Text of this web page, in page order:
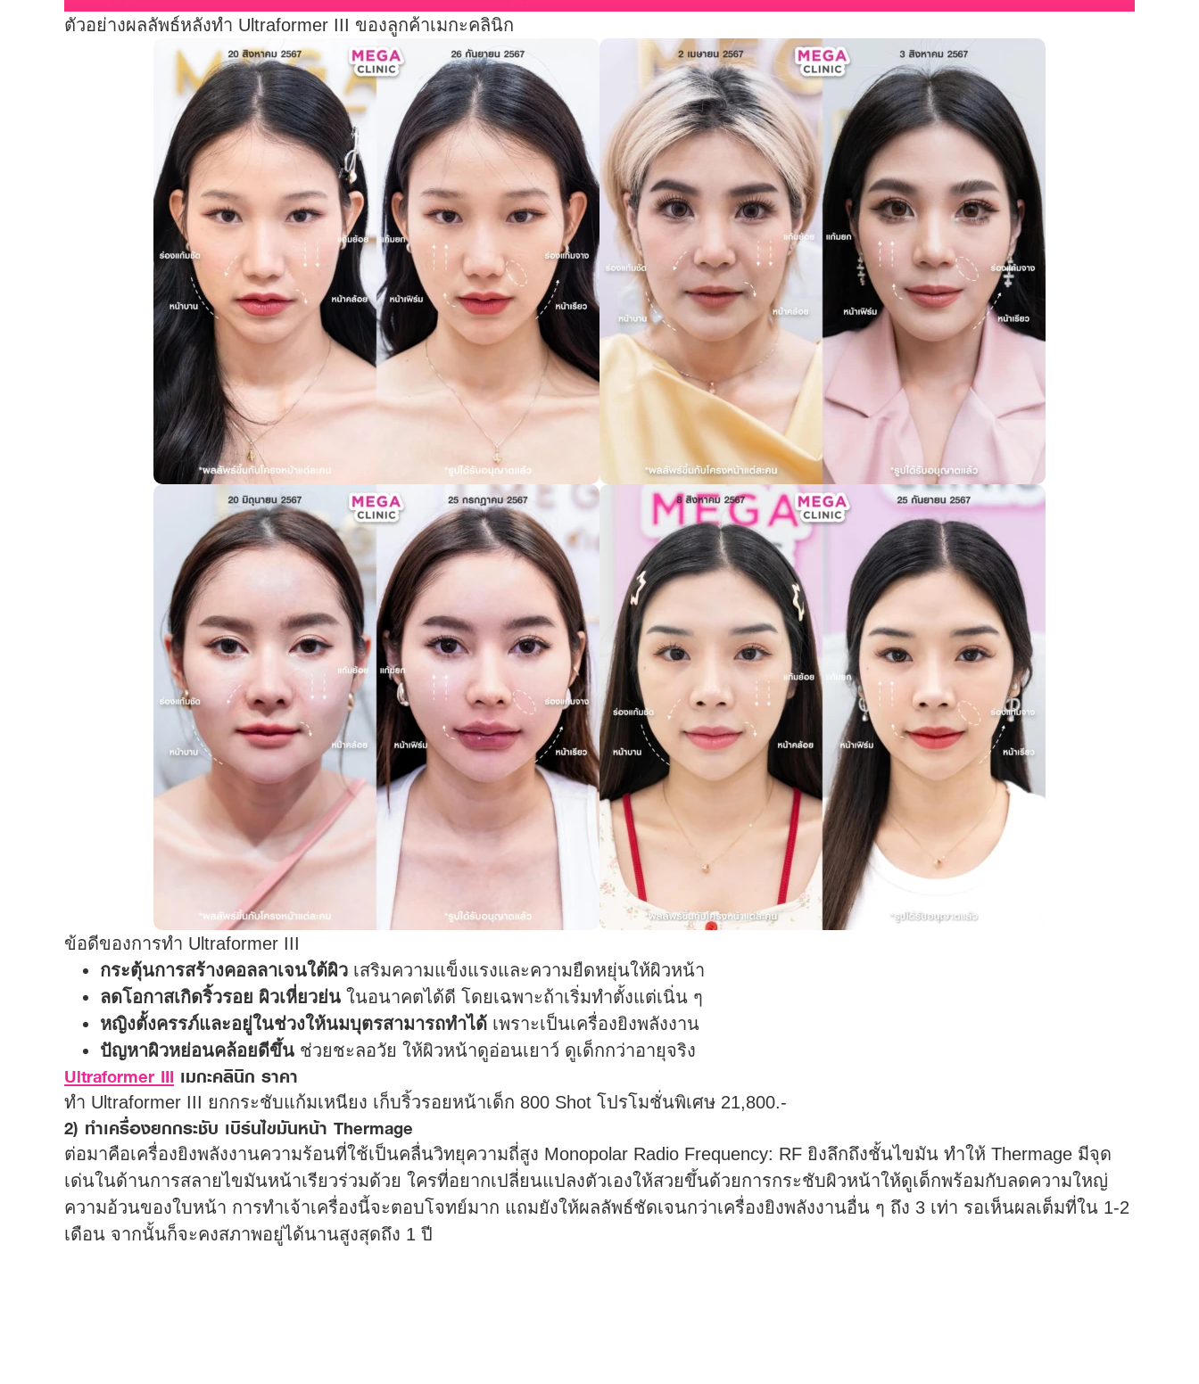
ตัวอย่างผลลัพธ์หลังทำ Ultraformer III ของลูกค้าเมกะคลินิก
ข้อดีของการทำ Ultraformer III
กระตุ้นการสร้างคอลลาเจนใต้ผิวเสริมความแข็งแรงและความยืดหยุ่นให้ผิวหน้า
ลดโอกาสเกิดริ้วรอย ผิวเหี่ยวย่นในอนาคตได้ดี โดยเฉพาะถ้าเริ่มทำตั้งแต่เนิ่น ๆ
หญิงตั้งครรภ์และอยู่ในช่วงให้นมบุตรสามารถทำได้เพราะเป็นเครื่องยิงพลังงาน
ปัญหาผิวหย่อนคล้อยดีขึ้นช่วยชะลอวัย ให้ผิวหน้าดูอ่อนเยาว์ ดูเด็กกว่าอายุจริง
Ultraformer IIIเมกะคลินิก ราคา
ทำ Ultraformer III ยกกระชับแก้มเหนียง เก็บริ้วรอยหน้าเด็ก 800 Shot โปรโมชั่นพิเศษ 21,800.-
2) ทำเครื่องยกกระชับ เบิร์นไขมันหน้า Thermage
ต่อมาคือเครื่องยิงพลังงานความร้อนที่ใช้เป็นคลื่นวิทยุความถี่สูง Monopolar Radio Frequency: RF ยิงลึกถึงชั้นไขมัน ทำให้ Thermage มีจุด
เด่นในด้านการสลายไขมันหน้าเรียวร่วมด้วย ใครที่อยากเปลี่ยนแปลงตัวเองให้สวยขึ้นด้วยการกระชับผิวหน้าให้ดูเด็กพร้อมกับลดความใหญ่
ความอ้วนของใบหน้า การทำเจ้าเครื่องนี้จะตอบโจทย์มาก แถมยังให้ผลลัพธ์ชัดเจนกว่าเครื่องยิงพลังงานอื่น ๆ ถึง 3 เท่า รอเห็นผลเต็มที่ใน 1-2